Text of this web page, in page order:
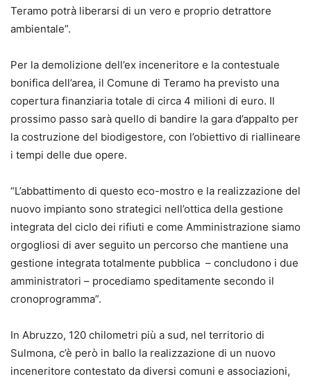
Teramo potrà liberarsi di un vero e proprio detrattore
ambientale”.
Per la demolizione dell’ex inceneritore e la contestuale
bonifica dell’area, il Comune di Teramo ha previsto una
copertura finanziaria totale di circa 4 milioni di euro. Il
prossimo passo sarà quello di bandire la gara d’appalto per
la costruzione del biodigestore, con l’obiettivo di riallineare
i tempi delle due opere.
“L’abbattimento di questo eco-mostro e la realizzazione del
nuovo impianto sono strategici nell’ottica della gestione
integrata del ciclo dei rifiuti e come Amministrazione siamo
orgogliosi di aver seguito un percorso che mantiene una
gestione integrata totalmente pubblica – concludono i due
amministratori – procediamo speditamente secondo il
cronoprogramma”.
In Abruzzo, 120 chilometri più a sud, nel territorio di
Sulmona, c’è però in ballo la realizzazione di un nuovo
inceneritore contestato da diversi comuni e associazioni,